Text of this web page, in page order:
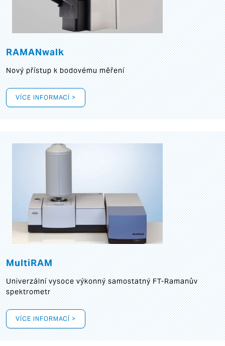
RAMANwalk
Nový přístup k bodovému měření
VÍCE INFORMACÍ >
MultiRAM
Univerzální vysoce výkonný samostatný FT-Ramanův
spektrometr
VÍCE INFORMACÍ >